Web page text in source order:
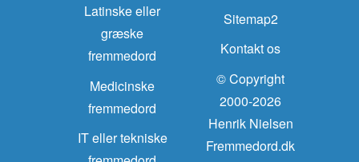
Latinske eller
græske
fremmedord
Medicinske
fremmedord
IT eller tekniske
Sitemap2
Kontakt os
© Copyright
2000-2026
Henrik Nielsen
Fremmedord.dk